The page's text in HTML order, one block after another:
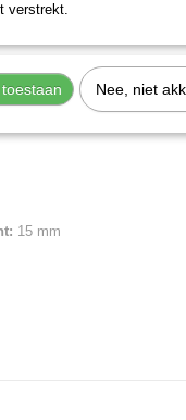
greep, VDE-
15 mm
verstrekt.
Nee, niet